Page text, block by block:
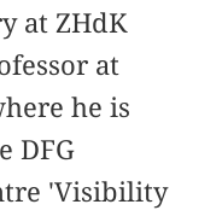
at ZHdK
at
he is
DFG
'Visibility